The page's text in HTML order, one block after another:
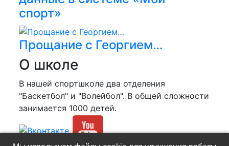
спорт»
Прощание с Георгием…
О школе
В нашей спортшколе два отделения
"Баскетбол" и "Волейбол". В общей сложности
занимается 1000 детей.